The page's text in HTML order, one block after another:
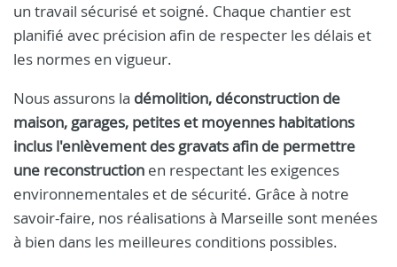
un travail sécurisé et soigné. Chaque chantier est
planifié avec précision afin de respecter les délais et
les normes en vigueur.
Nous assurons la démolition, déconstruction de
maison, garages, petites et moyennes habitations
inclus l'enlèvement des gravats afin de permettre
une reconstruction en respectant les exigences
environnementales et de sécurité. Grâce à notre
savoir-faire, nos réalisations à Marseille sont menées
à bien dans les meilleures conditions possibles.